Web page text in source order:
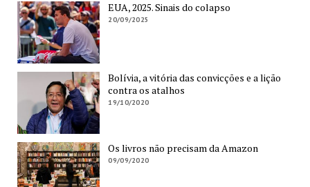
EUA, 2025. Sinais do colapso
20/09/2025
Bolívia, a vitória das convicções e a lição
contra os atalhos
19/10/2020
Os livros não precisam da Amazon
09/09/2020